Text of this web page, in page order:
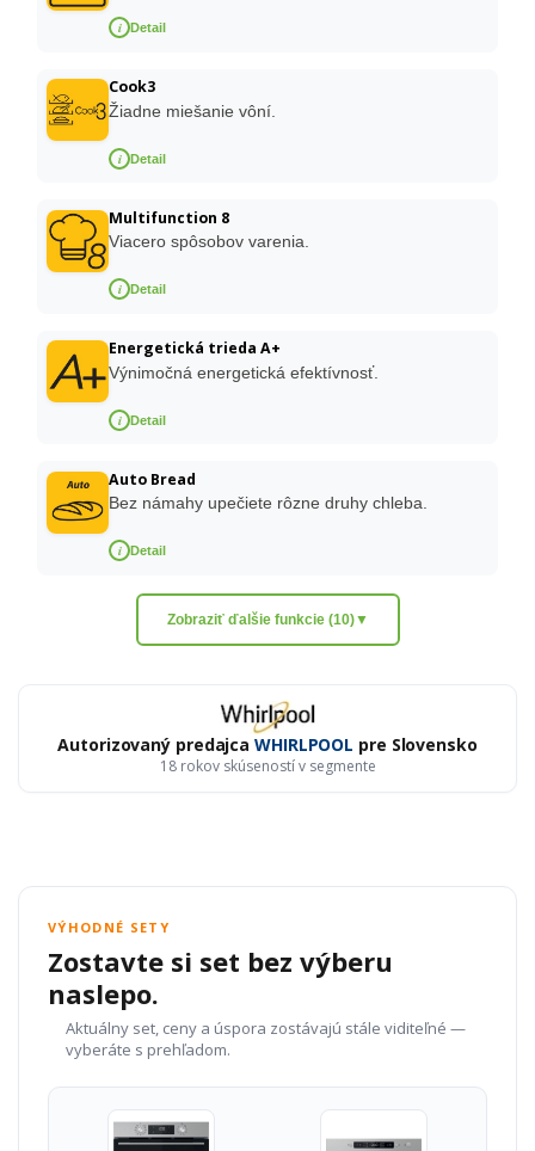
i Detail
Cook3
Žiadne miešanie vôní.
i Detail
Multifunction 8
Viacero spôsobov varenia.
i Detail
Energetická trieda A+
Výnimočná energetická efektívnosť.
i Detail
Auto Bread
Bez námahy upečiete rôzne druhy chleba.
i Detail
Zobraziť ďalšie funkcie (10)▼
Autorizovaný predajcaWHIRLPOOL pre Slovensko
18 rokov skúseností v segmente
VÝHODNÉ SETY
Zostavte si set bez výberu
naslepo.
Aktuálny set, ceny a úspora zostávajú stále viditeľné —
vyberáte s prehľadom.